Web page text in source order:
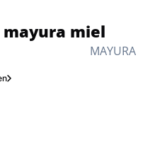
MAYURA
mayura miel